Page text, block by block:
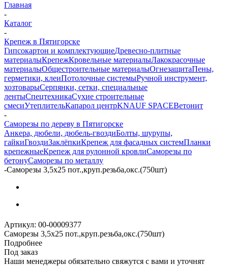
Главная
-
Каталог
-
Крепеж в Пятигорске
Гипсокартон и комплектующиеДревесно-плитные
материалыКрепежКровельные материалыЛакокрасочные
материалыОбщестроительные материалыОгнезащитаПены,
герметики, клеиПотолочные системыРучной инструмент,
хозтоварыСерпянки, сетки, специальные
лентыСпецтехникаСухие строительные
смесиУтеплительКапарол центрKNAUF SPACEВетонит
-
Саморезы по дереву в Пятигорске
Анкера, дюбели, дюбель-гвоздиБолты, шурупы,
гайкиГвоздиЗаклёпкиКрепеж для фасадных системПланки
крепежныеКрепеж для рулонной кровлиСаморезы по
бетонуСаморезы по металлу
-Саморезы 3,5х25 пот.,круп.резьба,окс.(750шт)
Артикул: 00-00009377
Саморезы 3,5х25 пот.,круп.резьба,окс.(750шт)
Подробнее
Под заказ
Наши менеджеры обязательно свяжутся с вами и уточнят